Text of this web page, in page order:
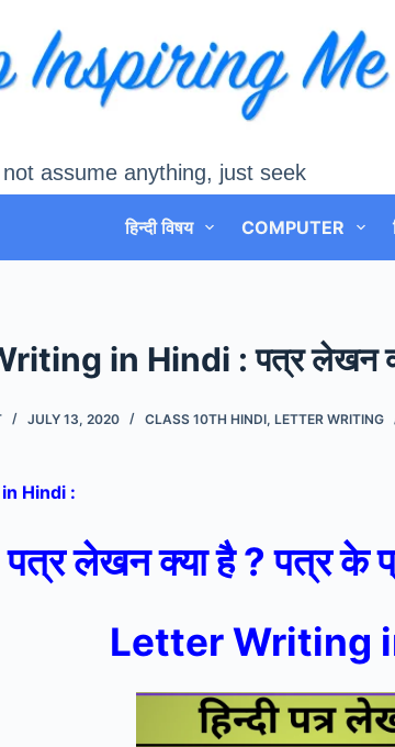
assume anything, just seek
हिन्दी विषय COMPUTER
in Hindi : पत्र लेखन
JULY 13, 2020 CLASS 10TH HINDI,LETTER WRITING
Hindi :
पत्र लेखन क्या है ? पत्र के
Letter Writing